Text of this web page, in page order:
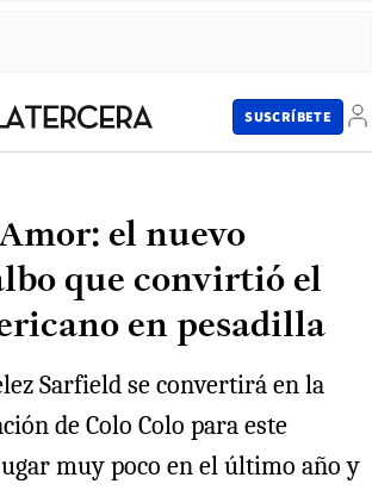
SUSCRÍBETE
el nuevo
que convirtió el
en pesadilla
Sarfield se convertirá en la
de Colo Colo para este
muy poco en el último año y